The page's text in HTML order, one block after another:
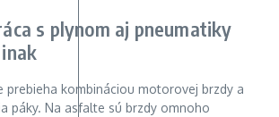
s plynom aj pneumatiky
prebieha kombináciou motorovej brzdy a
páky. Na asfalte sú brzdy omnoho